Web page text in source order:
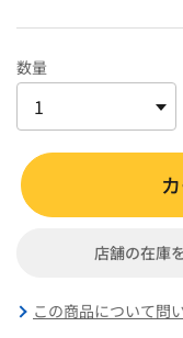
数量
店舗の在庫
この商品について問